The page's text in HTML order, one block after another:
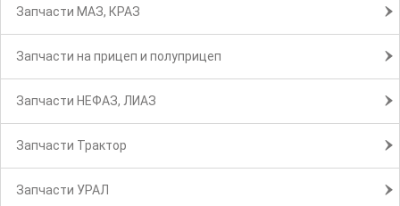
Запчасти МАЗ, КРАЗ
Запчасти на прицеп и полуприцеп
Запчасти НЕФАЗ, ЛИАЗ
Запчасти Трактор
Запчасти УРАЛ